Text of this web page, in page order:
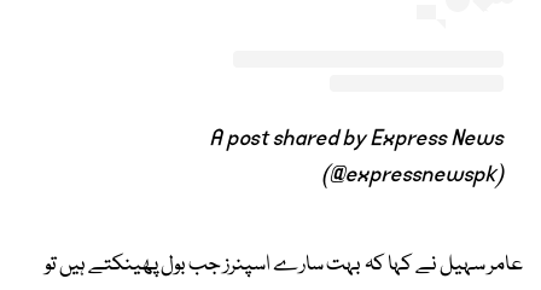
A post shared by Express News
(@expressnewspk)
عامر سہیل نے کہا کہ بہت سارے اسپنرز جب بول پھینکتے ہیں تو